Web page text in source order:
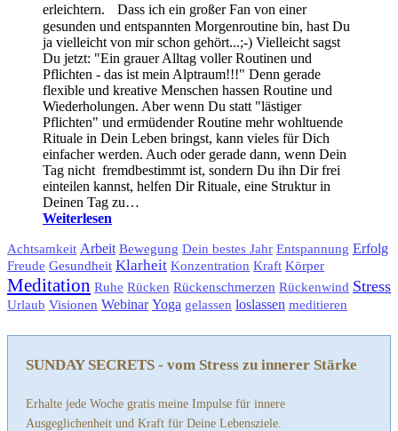
erleichtern. Dass ich ein großer Fan von einer
gesunden und entspannten Morgenroutine bin, hast Du
ja vielleicht von mir schon gehört...;-) Vielleicht sagst
Du jetzt: "Ein grauer Alltag voller Routinen und
Pflichten - das ist mein Alptraum!!!" Denn gerade
flexible und kreative Menschen hassen Routine und
Wiederholungen. Aber wenn Du statt "lästiger
Pflichten" und ermüdender Routine mehr wohltuende
Rituale in Dein Leben bringst, kann vieles für Dich
einfacher werden. Auch oder gerade dann, wenn Dein
Tag nicht fremdbestimmt ist, sondern Du ihn Dir frei
einteilen kannst, helfen Dir Rituale, eine Struktur in
Deinen Tag zu…
Weiterlesen
Achtsamkeit Arbeit Bewegung Dein bestes Jahr Entspannung Erfolg
Freude Gesundheit Klarheit Konzentration Kraft Körper
Meditation Ruhe Rücken Rückenschmerzen Rückenwind Stress
Urlaub Visionen Webinar Yoga gelassen loslassen meditieren
SUNDAY SECRETS - vom Stress zu innerer Stärke
Erhalte jede Woche gratis meine Impulse für innere
Ausgeglichenheit und Kraft für Deine Lebensziele.